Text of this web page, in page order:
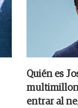
Quién es
entrar al